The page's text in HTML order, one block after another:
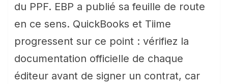
du PPF. EBP a publié sa feuille de route
en ce sens. QuickBooks et Tiime
progressent sur ce point : vérifiez la
documentation officielle de chaque
éditeur avant de signer un contrat, car